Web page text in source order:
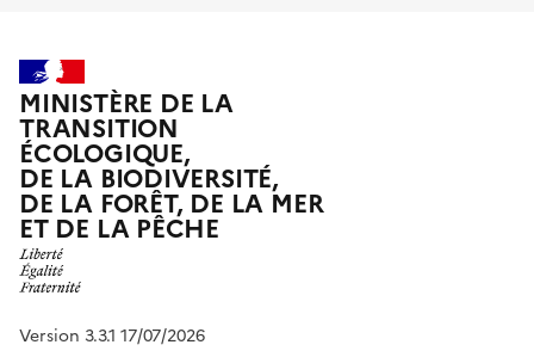
MINISTÈRE DE LA
TRANSITION
ÉCOLOGIQUE,
DE LA BIODIVERSITÉ,
DE LA FORÊT, DE LA MER
ET DE LA PÊCHE
Version 3.3.1 17/07/2026